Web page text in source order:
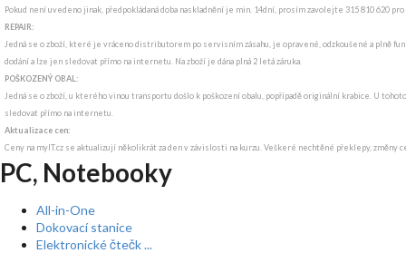
Pokud není uvedeno jinak, předpokládaná doba naskladnění je min. 14dní, prosím zavolejte 315 810 620
REPAIR:
Jedná se o zboží, které je vráceno distributorem po servisním zásahu, je opravené, odzkoušené a plně
dodání a lze jen sledovat přímo na internetu. Na zboží je dána plná 2 letá záruka.
POŠKOZENÝ OBAL:
Jedná se o zboží, u kterého vinou transportu došlo k poškození obalu, popřípadě originální krabice. U
sledovat přímo na internetu.
Aktualizace cen:
Ceny na myIT.cz se aktualizují několikrát za den v závislosti na kurzu. Veškeré nechtěné překlepy, změny
PC, Notebooky
All-in-One
Dokovací stanice
Elektronické čtečk ...